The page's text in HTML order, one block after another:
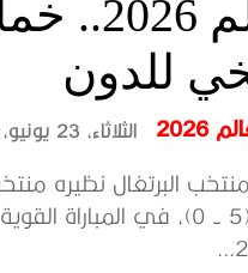
العالم
للدون
الثلاثاء، 23 يونيو، 2026
البرتغال نظيره
دون رد (5 - 0)، في